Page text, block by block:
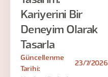
Kariyerini Bir
Deneyim Olarak
Tasarla
Güncellenme
Tarihi:
23/7/2026